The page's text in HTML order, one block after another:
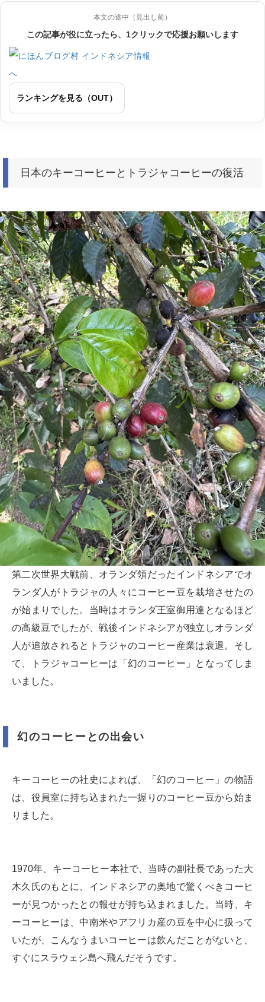
本文の途中（見出し前）
この記事が役に立ったら、1クリックで応援お願いします
ランキングを見る（OUT）
日本のキーコーヒーとトラジャコーヒーの復活
第二次世界大戦前、オランダ領だったインドネシアでオ
ランダ人がトラジャの人々にコーヒー豆を栽培させたの
が始まりでした。当時はオランダ王室御用達となるほど
の高級豆でしたが、戦後インドネシアが独立しオランダ
人が追放されるとトラジャのコーヒー産業は衰退。そし
て、トラジャコーヒーは「幻のコーヒー」となってしま
いました。
幻のコーヒーとの出会い
キーコーヒーの社史によれば、「幻のコーヒー」の物語
は、役員室に持ち込まれた一握りのコーヒー豆から始ま
りました。
1970年、キーコーヒー本社で、当時の副社長であった大
木久氏のもとに、インドネシアの奥地で驚くべきコーヒ
ーが見つかったとの報せが持ち込まれました。当時、キ
ーコーヒーは、中南米やアフリカ産の豆を中心に扱って
いたが、こんなうまいコーヒーは飲んだことがないと、
すぐにスラウェシ島へ飛んだそうです。